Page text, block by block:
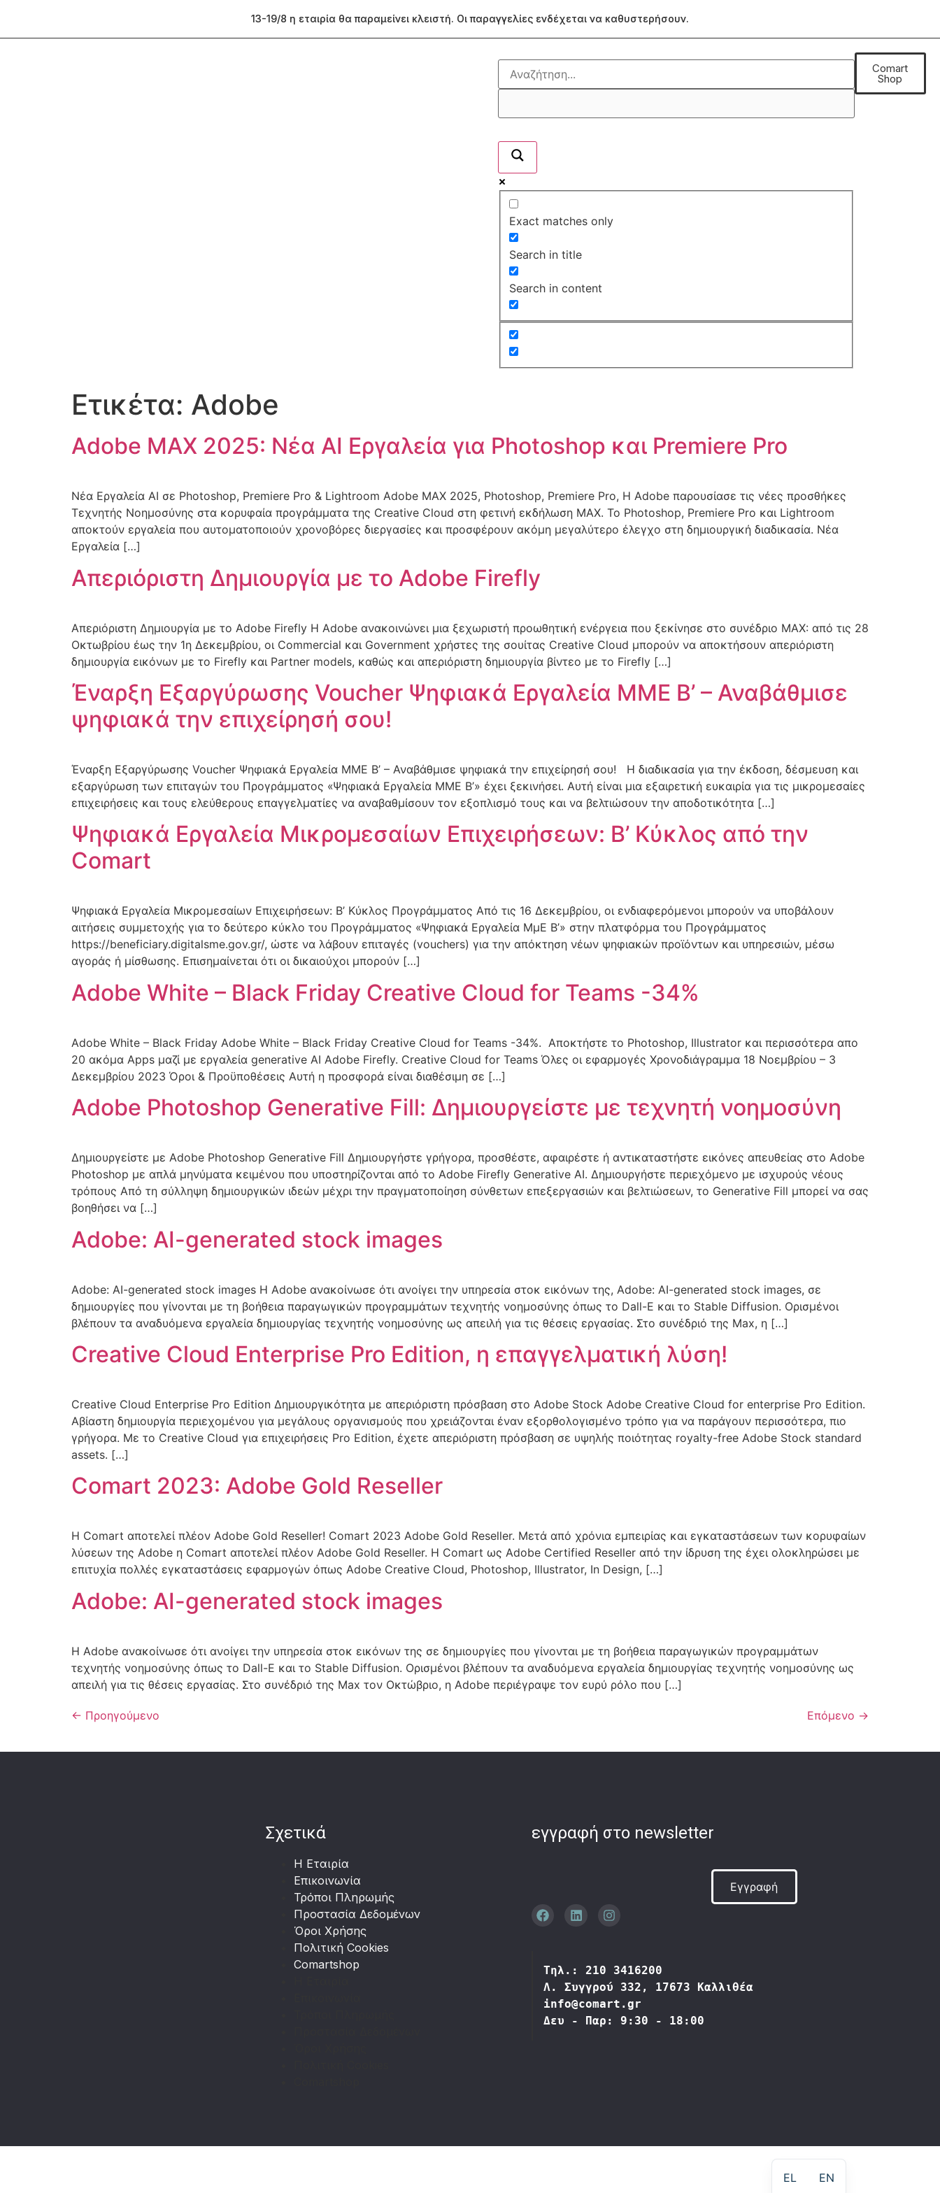
13-19/8 η εταιρία θα παραμείνει κλειστή. Οι παραγγελίες ενδέχεται να καθυστερήσουν.
Comart
Shop
Exact matches only
Search in title
Search in content
Ετικέτα: Adobe
Adobe MAX 2025: Νέα AI Εργαλεία για Photoshop και Premiere Pro
Νέα Εργαλεία AI σε Photoshop, Premiere Pro & Lightroom Adobe MAX 2025, Photoshop, Premiere Pro, Η Adobe παρουσίασε τις νέες προσθήκες
Τεχνητής Νοημοσύνης στα κορυφαία προγράμματα της Creative Cloud στη φετινή εκδήλωση MAX. Το Photoshop, Premiere Pro και Lightroom
αποκτούν εργαλεία που αυτοματοποιούν χρονοβόρες διεργασίες και προσφέρουν ακόμη μεγαλύτερο έλεγχο στη δημιουργική διαδικασία. Νέα
Εργαλεία […]
Απεριόριστη Δημιουργία με το Adobe Firefly
Απεριόριστη Δημιουργία με το Adobe Firefly Η Adobe ανακοινώνει μια ξεχωριστή προωθητική ενέργεια που ξεκίνησε στο συνέδριο MAX: από τις 28
Οκτωβρίου έως την 1η Δεκεμβρίου, οι Commercial και Government χρήστες της σουίτας Creative Cloud μπορούν να αποκτήσουν απεριόριστη
δημιουργία εικόνων με το Firefly και Partner models, καθώς και απεριόριστη δημιουργία βίντεο με το Firefly […]
Έναρξη Εξαργύρωσης Voucher Ψηφιακά Εργαλεία ΜΜΕ Β’ – Αναβάθμισε
ψηφιακά την επιχείρησή σου!
Έναρξη Εξαργύρωσης Voucher Ψηφιακά Εργαλεία ΜΜΕ Β’ – Αναβάθμισε ψηφιακά την επιχείρησή σου! Η διαδικασία για την έκδοση, δέσμευση και
εξαργύρωση των επιταγών του Προγράμματος «Ψηφιακά Εργαλεία ΜΜΕ Β’» έχει ξεκινήσει. Αυτή είναι μια εξαιρετική ευκαιρία για τις μικρομεσαίες
επιχειρήσεις και τους ελεύθερους επαγγελματίες να αναβαθμίσουν τον εξοπλισμό τους και να βελτιώσουν την αποδοτικότητα […]
Ψηφιακά Εργαλεία Μικρομεσαίων Επιχειρήσεων: Β’ Κύκλος από την
Comart
Ψηφιακά Εργαλεία Μικρομεσαίων Επιχειρήσεων: Β’ Κύκλος Προγράμματος Από τις 16 Δεκεμβρίου, οι ενδιαφερόμενοι μπορούν να υποβάλουν
αιτήσεις συμμετοχής για το δεύτερο κύκλο του Προγράμματος «Ψηφιακά Εργαλεία ΜμΕ Β’» στην πλατφόρμα του Προγράμματος
https://beneficiary.digitalsme.gov.gr/, ώστε να λάβουν επιταγές (vouchers) για την απόκτηση νέων ψηφιακών προϊόντων και υπηρεσιών, μέσω
αγοράς ή μίσθωσης. Επισημαίνεται ότι οι δικαιούχοι μπορούν […]
Adobe White – Black Friday Creative Cloud for Teams -34%
Adobe White – Black Friday Adobe White – Black Friday Creative Cloud for Teams -34%. Αποκτήστε το Photoshop, Illustrator και περισσότερα απο
20 ακόμα Apps μαζί με εργαλεία generative ΑΙ Adobe Firefly. Creative Cloud for Teams Όλες οι εφαρμογές Χρονοδιάγραμμα 18 Νοεμβρίου – 3
Δεκεμβρίου 2023 Όροι & Προϋποθέσεις Αυτή η προσφορά είναι διαθέσιμη σε […]
Adobe Photoshop Generative Fill: Δημιουργείστε με τεχνητή νοημοσύνη
Δημιουργείστε με Adobe Photoshop Generative Fill Δημιουργήστε γρήγορα, προσθέστε, αφαιρέστε ή αντικαταστήστε εικόνες απευθείας στο Adobe
Photoshop με απλά μηνύματα κειμένου που υποστηρίζονται από το Adobe Firefly Generative AI. Δημιουργήστε περιεχόμενο με ισχυρούς νέους
τρόπους Από τη σύλληψη δημιουργικών ιδεών μέχρι την πραγματοποίηση σύνθετων επεξεργασιών και βελτιώσεων, το Generative Fill μπορεί να σας
βοηθήσει να […]
Adobe: AI-generated stock images
Adobe: AI-generated stock images Η Adobe ανακοίνωσε ότι ανοίγει την υπηρεσία στοκ εικόνων της, Adobe: AI-generated stock images, σε
δημιουργίες που γίνονται με τη βοήθεια παραγωγικών προγραμμάτων τεχνητής νοημοσύνης όπως το Dall-E και το Stable Diffusion. Ορισμένοι
βλέπουν τα αναδυόμενα εργαλεία δημιουργίας τεχνητής νοημοσύνης ως απειλή για τις θέσεις εργασίας. Στο συνέδριό της Max, η […]
Creative Cloud Enterprise Pro Edition, η επαγγελματική λύση!
Creative Cloud Enterprise Pro Edition Δημιουργικότητα με απεριόριστη πρόσβαση στο Adobe Stock Adobe Creative Cloud for enterprise Pro Edition.
Αβίαστη δημιουργία περιεχομένου για μεγάλους οργανισμούς που χρειάζονται έναν εξορθολογισμένο τρόπο για να παράγουν περισσότερα, πιο
γρήγορα. Με το Creative Cloud για επιχειρήσεις Pro Edition, έχετε απεριόριστη πρόσβαση σε υψηλής ποιότητας royalty-free Adobe Stock standard
assets. […]
Comart 2023: Adobe Gold Reseller
H Comart αποτελεί πλέον Adobe Gold Reseller! Comart 2023 Adobe Gold Reseller. Μετά από χρόνια εμπειρίας και εγκαταστάσεων των κορυφαίων
λύσεων της Adobe η Comart αποτελεί πλέον Adobe Gold Reseller. H Comart ως Adobe Certified Reseller από την ίδρυση της έχει ολοκληρώσει με
επιτυχία πολλές εγκαταστάσεις εφαρμογών όπως Adobe Creative Cloud, Photoshop, Illustrator, In Design, […]
Adobe: AI-generated stock images
Η Adobe ανακοίνωσε ότι ανοίγει την υπηρεσία στοκ εικόνων της σε δημιουργίες που γίνονται με τη βοήθεια παραγωγικών προγραμμάτων
τεχνητής νοημοσύνης όπως το Dall-E και το Stable Diffusion. Ορισμένοι βλέπουν τα αναδυόμενα εργαλεία δημιουργίας τεχνητής νοημοσύνης ως
απειλή για τις θέσεις εργασίας. Στο συνέδριό της Max τον Οκτώβριο, η Adobe περιέγραψε τον ευρύ ρόλο που […]
← Προηγούμενο Επόμενο →
Σχετικά
Η Εταιρία
Επικοινωνία
Τρόποι Πληρωμής
Προστασία Δεδομένων
Όροι Χρήσης
Πολιτική Cookies
Comartshop
εγγραφή στο newsletter
Εγγραφή
Τηλ.: 210 3416200
Λ. Συγγρού 332, 17673 Καλλιθέα
info@comart.gr
Δευ - Παρ: 9:30 - 18:00
EL EN